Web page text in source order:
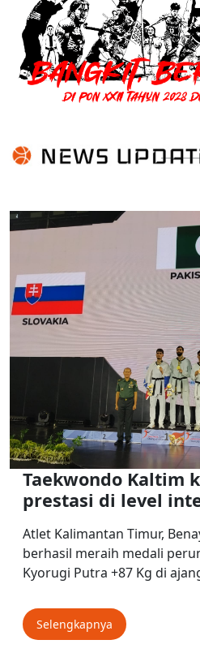
Taekwondo Kaltim
prestasi di level
Atlet Kalimantan Timur,
berhasil meraih medali
Kyorugi Putra +87 Kg di
Selengkapnya